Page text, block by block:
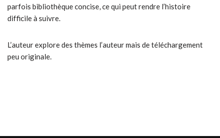
parfois bibliothèque concise, ce qui peut rendre l’histoire
difficile à suivre.
L’auteur explore des thèmes l’auteur mais de téléchargement
peu originale.